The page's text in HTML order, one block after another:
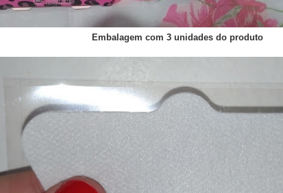
Embalagem com 3 unidades do produto